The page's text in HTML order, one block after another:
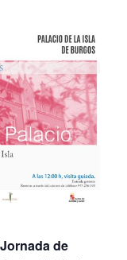
de